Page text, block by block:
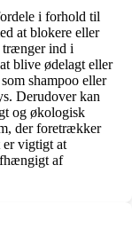
i forhold til
at blokere eller
trænger ind i
blive ødelagt eller
shampoo eller
Derudover kan
og økologisk
der foretrækker
vigtigt at
af